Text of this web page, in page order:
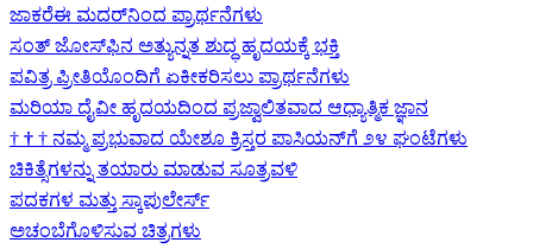
ಜಾಕರೆಈ ಮದರ್‌ನಿಂದ ಪ್ರಾರ್ಥನೆಗಳು
ಸಂತ್ ಜೋಸ್‌ಫಿನ ಅತ್ಯುನ್ನತ ಶುದ್ಧ ಹೃದಯಕ್ಕೆ ಭಕ್ತಿ
ಪವಿತ್ರ ಪ್ರೀತಿಯೊಂದಿಗೆ ಏಕೀಕರಿಸಲು ಪ್ರಾರ್ಥನೆಗಳು
ಮರಿಯಾ ದೈವೀ ಹೃದಯದಿಂದ ಪ್ರಜ್ವಾಲಿತವಾದ ಆಧ್ಯಾತ್ಮಿಕ ಜ್ಞಾನ
† † † ನಮ್ಮ ಪ್ರಭುವಾದ ಯೇಶೂ ಕ್ರಿಸ್ತರ ಪಾಸಿಯನ್‌ಗೆ ೨೪ ಘಂಟೆಗಳು
ಚಿಕಿತ್ಸೆಗಳನ್ನು ತಯಾರು ಮಾಡುವ ಸೂತ್ರವಳಿ
ಪದಕಗಳ ಮತ್ತು ಸ್ಕಾಪುಲೇರ್ಸ್
ಅಚಂಬೆಗೊಳಿಸುವ ಚಿತ್ರಗಳು